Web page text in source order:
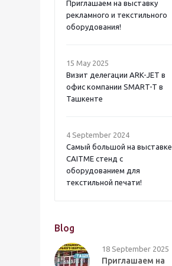
Приглашаем на выставку
рекламного и текстильного
оборудования!
15 May 2025
Визит делегации ARK-JET в
офис компании SMART-T в
Ташкенте
4 September 2024
Самый большой на выставке
CAITME стенд с
оборудованием для
текстильной печати!
Blog
18 September 2025
Приглашаем на